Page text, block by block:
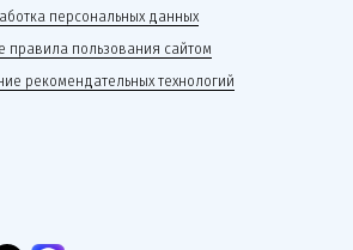
персональных данных
правила пользования сайтом
рекомендательных технологий